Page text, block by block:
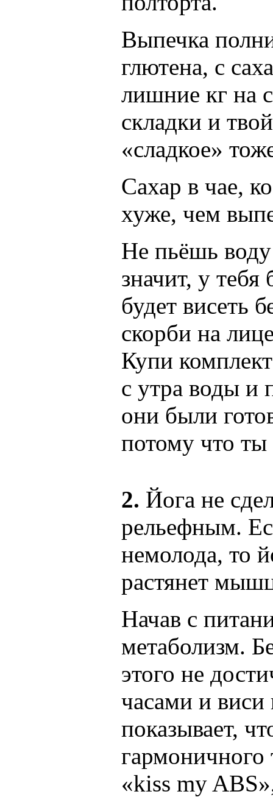
Выпечка
глютена, с
лишние кг на
складки и
«сладкое»
Сахар в чае,
хуже, чем
Не пьёшь воду
значит, у
будет висеть
скорби на
Купи
с утра воды и
они были
потому что
2. Йога не
рельефным.
немолода, то
растянет
Начав с
метаболизм.
этого не
часами и виси
показывает,
гармоничного
«kiss my